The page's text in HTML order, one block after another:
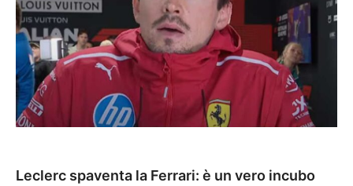
Leclerc spaventa la Ferrari: è un vero incubo